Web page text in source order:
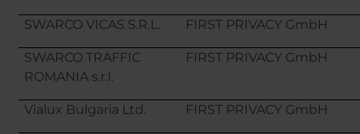
SWARCO VICAS S.R.L. FIRST PRIVACY GmbH
SWARCO TRAFFIC
ROMANIA s.r.l.
FIRST PRIVACY GmbH
Vialux Bulgaria Ltd. FIRST PRIVACY GmbH